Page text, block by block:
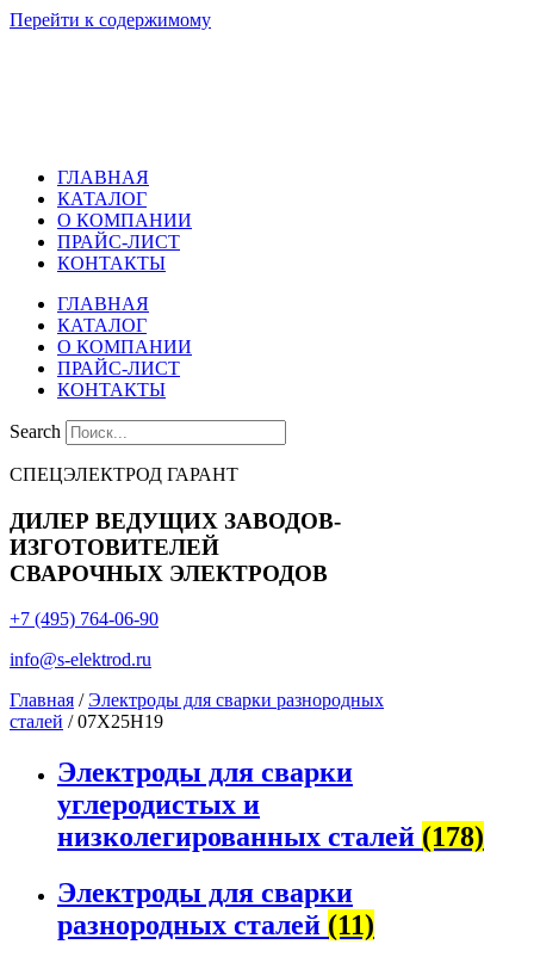
Перейти к содержимому
ГЛАВНАЯ
КАТАЛОГ
О КОМПАНИИ
ПРАЙС-ЛИСТ
КОНТАКТЫ
ГЛАВНАЯ
КАТАЛОГ
О КОМПАНИИ
ПРАЙС-ЛИСТ
КОНТАКТЫ
Search
СПЕЦЭЛЕКТРОД ГАРАНТ
ДИЛЕР ВЕДУЩИХ ЗАВОДОВ-
ИЗГОТОВИТЕЛЕЙ
СВАРОЧНЫХ ЭЛЕКТРОДОВ
+7 (495) 764-06-90
info@s-elektrod.ru
Главная /Электроды для сварки разнородных
сталей / 07Х25Н19
Электроды для сварки
углеродистых и
низколегированных сталей (178)
Электроды для сварки
разнородных сталей (11)